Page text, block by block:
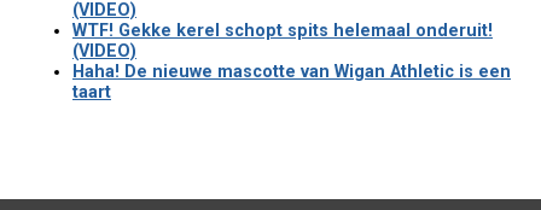
(VIDEO)
WTF! Gekke kerel schopt spits helemaal onderuit!
(VIDEO)
Haha! De nieuwe mascotte van Wigan Athletic is een
taart